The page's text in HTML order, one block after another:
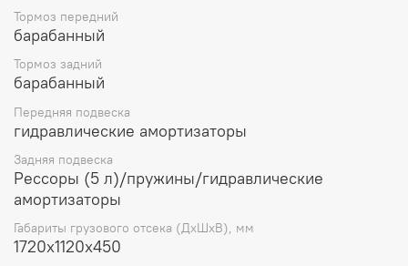
Тормоз передний
барабанный
Тормоз задний
барабанный
Передняя подвеска
гидравлические амортизаторы
Задняя подвеска
Рессоры (5 л)/пружины/гидравлические
амортизаторы
Габариты грузового отсека (ДхШхВ), мм
1720x1120x450